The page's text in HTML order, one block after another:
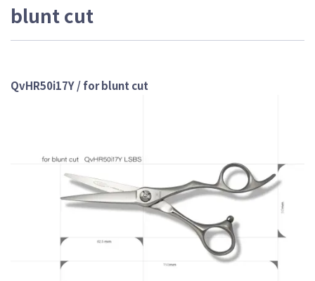
blunt cut
QvHR50i17Y / for blunt cut